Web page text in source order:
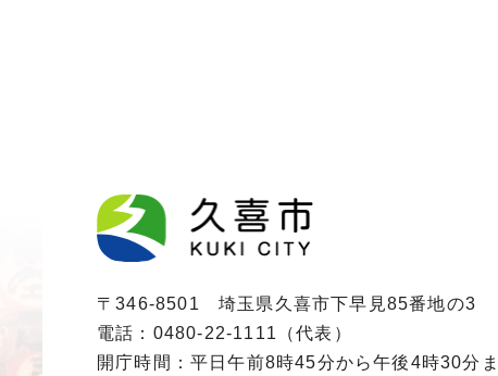
〒346-8501 埼玉県久喜市下早見85番地の3
電話：0480-22-1111（代表）
開庁時間：平日午前8時45分から午後4時30分